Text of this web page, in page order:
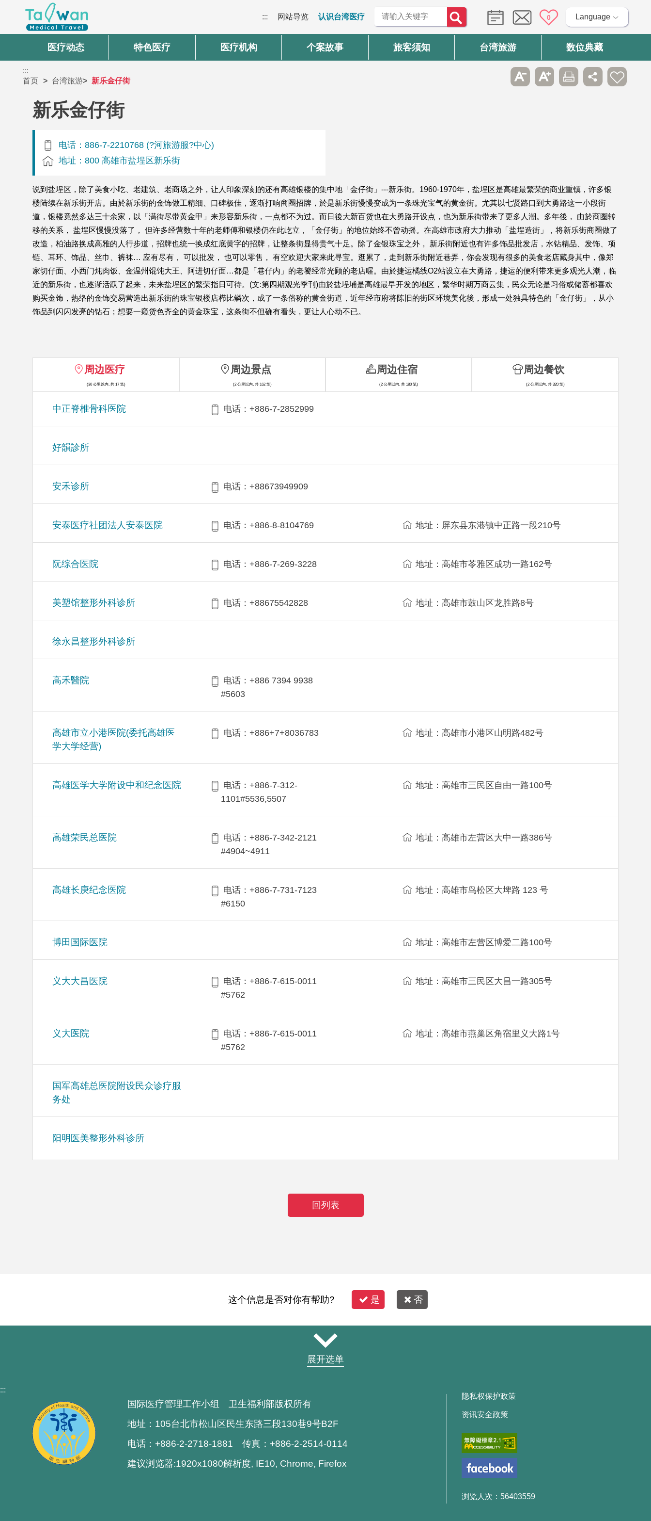
::: 网站导览 认识台湾医疗 0 Language
医疗动态 特色医疗 医疗机构 个案故事 旅客须知 台湾旅游 数位典藏
:::
首页
台湾旅游 新乐金仔街
新乐金仔街
电话：886-7-2210768 (?河旅游服?中心)
地址：800 高雄市盐埕区新乐街
说到盐埕区，除了美食小吃、老建筑、老商场之外，让人印象深刻的还有高雄银楼的集中地「金仔街」---新乐街。1960-1970年，盐埕区是高雄最繁荣的商业重镇，许多银
楼陆续在新乐街开店。由於新乐街的金饰做工精细、口碑极佳，逐渐打响商圈招牌，於是新乐街慢慢变成为一条珠光宝气的黄金街。尤其以七贤路口到大勇路这一小段街
道，银楼竟然多达三十余家，以「满街尽带黄金甲」来形容新乐街，一点都不为过。而日後大新百货也在大勇路开设点，也为新乐街带来了更多人潮。多年後， 由於商圈转
移的关系， 盐埕区慢慢没落了， 但许多经营数十年的老师傅和银楼仍在此屹立，「金仔街」的地位始终不曾动摇。在高雄市政府大力推动「盐埕造街」，将新乐街商圈做了
改造，柏油路换成高雅的人行步道，招牌也统一换成红底黄字的招牌，让整条街显得贵气十足。除了金银珠宝之外， 新乐街附近也有许多饰品批发店，水钻精品、发饰、项
链、耳环、饰品、丝巾、裤袜… 应有尽有， 可以批发， 也可以零售， 有空欢迎大家来此寻宝。逛累了，走到新乐街附近巷弄，你会发现有很多的美食老店藏身其中，像郑
家切仔面、小西门炖肉饭、金温州馄饨大王、阿进切仔面…都是「巷仔内」的老饕经常光顾的老店喔。由於捷运橘线O2站设立在大勇路，捷运的便利带来更多观光人潮，临
近的新乐街，也逐渐活跃了起来，未来盐埕区的繁荣指日可待。(文:第四期观光季刊)由於盐埕埔是高雄最早开发的地区，繁华时期万商云集，民众无论是习俗或储蓄都喜欢
购买金饰，热络的金饰交易营造出新乐街的珠宝银楼店栉比鳞次，成了一条俗称的黄金街道，近年经市府将陈旧的街区环境美化後，形成一处独具特色的「金仔街」，从小
饰品到闪闪发亮的钻石；想要一窥货色齐全的黄金珠宝，这条街不但确有看头，更让人心动不已。
周边医疗
(30 公里以内, 共 17 笔)
中正脊椎骨科医院 电话：+886-7-2852999
好韻診所
安禾诊所 电话：+88673949909
安泰医疗社团法人安泰医院 电话：+886-8-8104769 地址：屏东县东港镇中正路一段210号
阮综合医院 电话：+886-7-269-3228 地址：高雄市苓雅区成功一路162号
美塑馆整形外科诊所 电话：+88675542828 地址：高雄市鼓山区龙胜路8号
徐永昌整形外科诊所
高禾醫院
电话：+886 7394 9938
#5603
高雄市立小港医院(委托高雄医
学大学经营)
电话：+886+7+8036783 地址：高雄市小港区山明路482号
高雄医学大学附设中和纪念医院
电话：+886-7-312-
1101#5536,5507
地址：高雄市三民区自由一路100号
高雄荣民总医院
电话：+886-7-342-2121
#4904~4911
地址：高雄市左营区大中一路386号
高雄长庚纪念医院
电话：+886-7-731-7123
#6150
地址：高雄市鸟松区大埤路 123 号
博田国际医院 地址：高雄市左营区博爱二路100号
义大大昌医院
电话：+886-7-615-0011
#5762
地址：高雄市三民区大昌一路305号
义大医院
电话：+886-7-615-0011
#5762
地址：高雄市燕巢区角宿里义大路1号
国军高雄总医院附设民众诊疗服
务处
阳明医美整形外科诊所
周边景点
(2 公里以内, 共 162 笔)
周边住宿
(2 公里以内, 共 180 笔)
周边餐饮
(2 公里以内, 共 320 笔)
回列表
这个信息是否对你有帮助? 是 否
展开选单
:::
国际医疗管理工作小组 卫生福利部版权所有
地址：105台北市松山区民生东路三段130巷9号B2F
电话：+886-2-2718-1881 传真：+886-2-2514-0114
建议浏览器:1920x1080解析度, IE10, Chrome, Firefox
隐私权保护政策
资讯安全政策
浏览人次：56403559